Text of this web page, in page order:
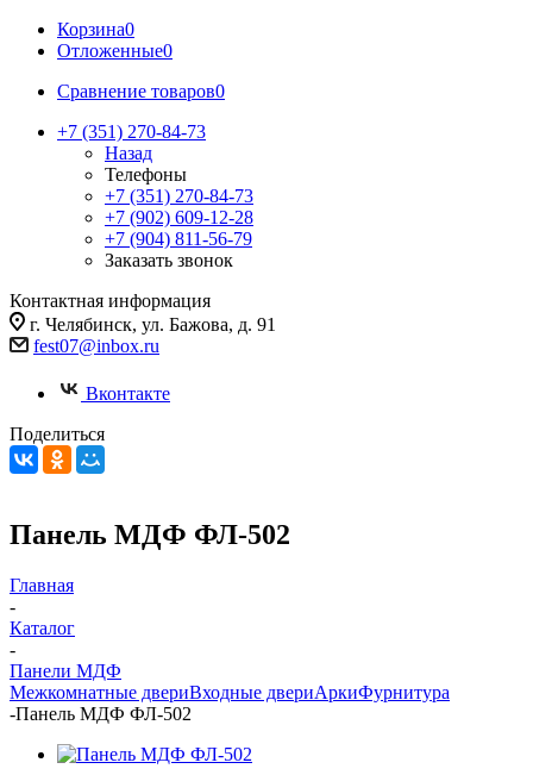
Корзина0
Отложенные0
Сравнение товаров0
+7 (351) 270-84-73
Назад
Телефоны
+7 (351) 270-84-73
+7 (902) 609-12-28
+7 (904) 811-56-79
Заказать звонок
Контактная информация
г. Челябинск, ул. Бажова, д. 91
fest07@inbox.ru
Вконтакте
Поделиться
Панель МДФ ФЛ-502
Главная
-
Каталог
-
Панели МДФ
Межкомнатные двериВходные двериАркиФурнитура
-Панель МДФ ФЛ-502